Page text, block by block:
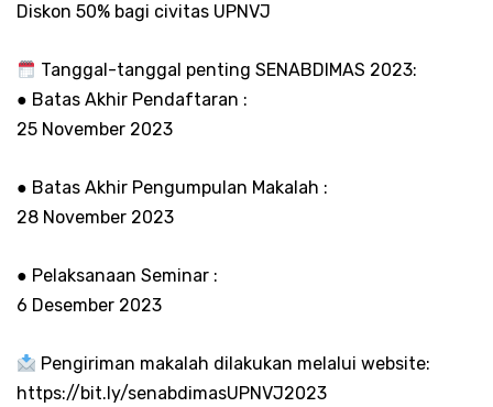
Diskon 50% bagi civitas UPNVJ
Tanggal-tanggal penting SENABDIMAS 2023:
● Batas Akhir Pendaftaran :
25 November 2023
● Batas Akhir Pengumpulan Makalah :
28 November 2023
● Pelaksanaan Seminar :
6 Desember 2023
Pengiriman makalah dilakukan melalui website:
https://bit.ly/senabdimasUPNVJ2023